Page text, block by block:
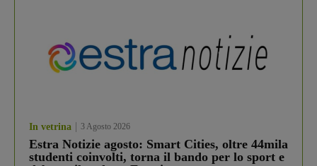
In vetrina 3 Agosto 2026
Estra Notizie agosto: Smart Cities, oltre 44mila
studenti coinvolti, torna il bando per lo sport e